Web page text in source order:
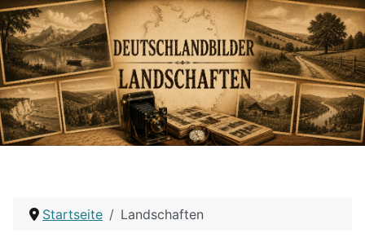
Startseite Landschaften